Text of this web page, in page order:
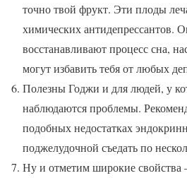
точно твой фрукт. Эти плоды
химических антидепрессантов.
восстанавливают процесс сна,
могут избавить тебя от любых
Полезны Годжи и для людей, у
наблюдаются проблемы.
подобных недостатках
поджелудочной съедать по
Ну и отметим широкие